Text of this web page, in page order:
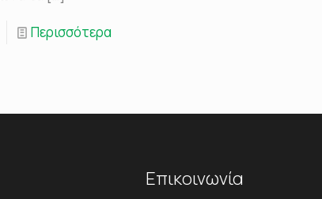
Περισσότερα
Επικοινωνία